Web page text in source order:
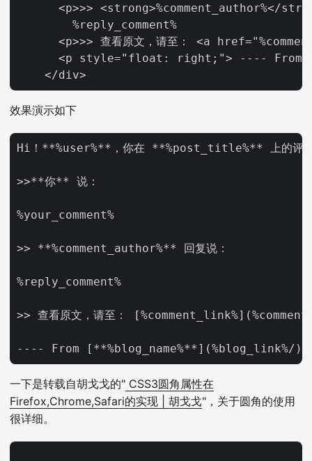
<p>>> <strong>%comment_author%</
        %reply_comment%
<p>>> 查看原文，请至： <a
<p style="float: right;"> ---- From
效果演示如下
Hi！**%user%**，你在 **%post_title%** 上的评论
>>**你** 说：
%your_comment%
>> **%comment_author%** 回复说：
%reply_comment%
>> 查看原文，请至：
一下是转载自胡戈戈的" CSS3圆角属性在
Firefox,Chrome,Safari的实现 | 胡戈戈"，关于圆角的使用
很详细。